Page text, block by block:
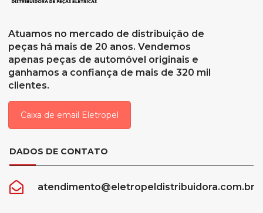
Atuamos no mercado de distribuição de
peças há mais de 20 anos. Vendemos
apenas peças de automóvel originais e
ganhamos a confiança de mais de 320 mil
clientes.
Caixa de email Eletropel
DADOS DE CONTATO
atendimento@eletropeldistribuidora.com.br